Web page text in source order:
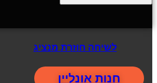
לשיחה חוזרת מנציג
חנות אונליין